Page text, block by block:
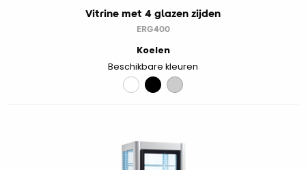
Vitrine met 4 glazen zijden
ERG400
Koelen
Beschikbare kleuren